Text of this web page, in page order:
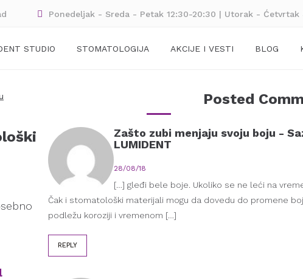
Ponedeljak - Sreda - Petak 12:30-20:30 | Utorak - Ćetvrtak
STUDIO STOMATOLOGIJA AKCIJE I VESTI BLOG
Posted
Zašto zubi menjaju svoju boju -
LUMIDENT
28/08/18
[…] gleđi bele boje. Ukoliko se ne leći na
Čak i stomatološki materijali mogu da dovedu do promene
podležu koroziji i vremenom […]
REPLY